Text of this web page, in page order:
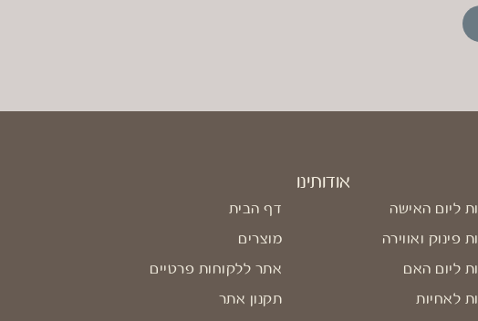
ליום האישה
פינוק ואווירה
ליום האם
לאחיות
אודותינו
דף הבית
מוצרים
אתר ללקוחות פרטיים
תקנון אתר